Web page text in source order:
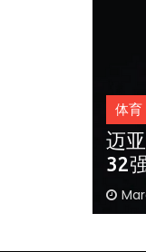
体育
近
表